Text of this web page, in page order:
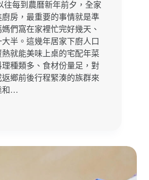
往每到農曆新年前夕，全家
房，最重要的事情就是準
們窩在家裡忙完好幾天、
半。這幾年居家下廚人口
就能美味上桌的宅配年菜
種類多、食材份量足，對
鄉前後行程緊湊的族群來
和…